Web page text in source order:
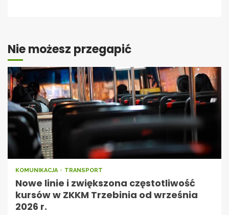
Nie możesz przegapić
KOMUNIKACJA TRANSPORT
Nowe linie i zwiększona częstotliwość
kursów w ZKKM Trzebinia od września
2026 r.